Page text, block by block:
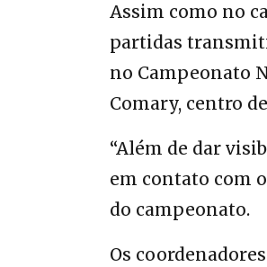
Assim como no
partidas
no Campeonato
Comary, centro
“Além de dar
em contato com
do campeonato.
Os